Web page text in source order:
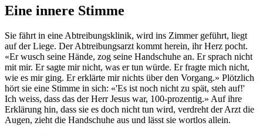
Eine innere Stimme
Sie fährt in eine Abtreibungsklinik, wird ins Zimmer geführt, liegt
auf der Liege. Der Abtreibungsarzt kommt herein, ihr Herz pocht.
«Er wusch seine Hände, zog seine Handschuhe an. Er sprach nicht
mit mir. Er sagte mir nicht, was er tun würde. Er fragte mich nicht,
wie es mir ging. Er erklärte mir nichts über den Vorgang.» Plötzlich
hört sie eine Stimme in sich: «'Es ist noch nicht zu spät, steh auf!'
Ich weiss, dass das der Herr Jesus war, 100-prozentig.» Auf ihre
Erklärung hin, dass sie es doch nicht tun wird, verdreht der Arzt die
Augen, zieht die Handschuhe aus und lässt sie wortlos allein.